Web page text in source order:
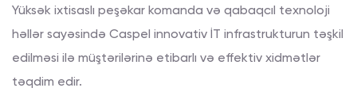
Yüksək ixtisaslı peşəkar komanda və qabaqcıl texnoloji
həllər sayəsində Caspel innovativ İT infrastrukturun təşkil
edilməsi ilə müştərilərinə etibarlı və effektiv xidmətlər
təqdim edir.